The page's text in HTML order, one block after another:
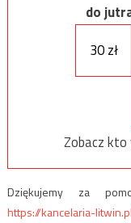
do
30 zł
Zobacz kto
Dziękujemy za
https://kancelaria-litwin.pl